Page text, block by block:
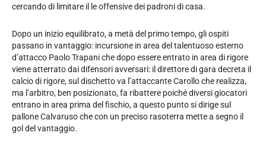
cercando di limitare il le offensive dei padroni di casa.
Dopo un inizio equilibrato, a metà del primo tempo, gli ospiti
passano in vantaggio: incursione in area del talentuoso esterno
d’attacco Paolo Trapani che dopo essere entrato in area di rigore
viene atterrato dai difensori avversari: il direttore di gara decreta il
calcio di rigore, sul dischetto va l’attaccante Carollo che realizza,
ma l’arbitro, ben posizionato, fa ribattere poiché diversi giocatori
entrano in area prima del fischio, a questo punto si dirige sul
pallone Calvaruso che con un preciso rasoterra mette a segno il
gol del vantaggio.